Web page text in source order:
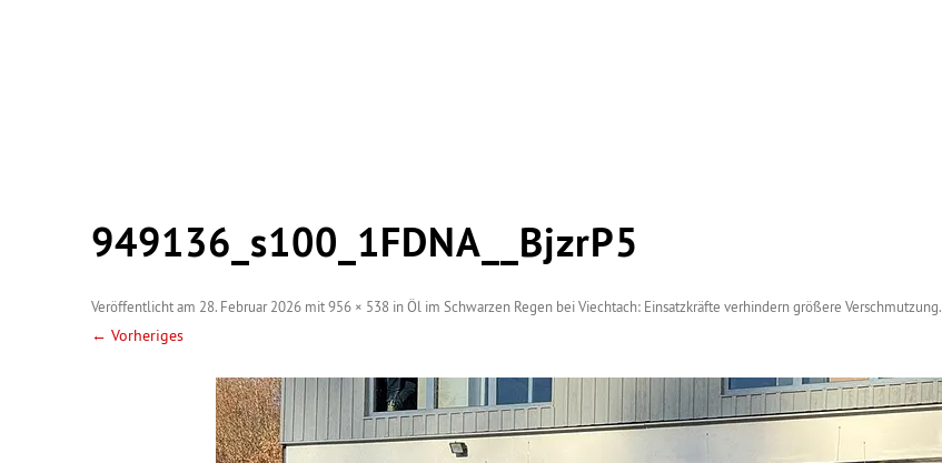
949136_s100_1FDNA__BjzrP5
Veröffentlicht am 28. Februar 2026 mit956 × 538 inÖl im Schwarzen Regen bei Viechtach: Einsatzkräfte verhindern größere Verschmutzung.
← Vorheriges